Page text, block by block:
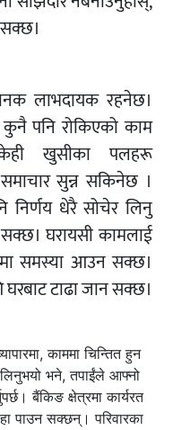
लाभदायक रहनेछ।
कुनै पनि रोकिएको काम
खुसीका पलहरू
सुन्न सकिनेछ ।
निर्णय धेरै सोचेर लिनु
घरायसी कामलाई
समस्या आउन सक्छ।
टाढा जान सक्छ।
काममा चिन्तित हुन
भने, तपाईंले आफ्नो
बैंकिङ क्षेत्रमा कार्यरत
पाउन सक्छन्। परिवारका